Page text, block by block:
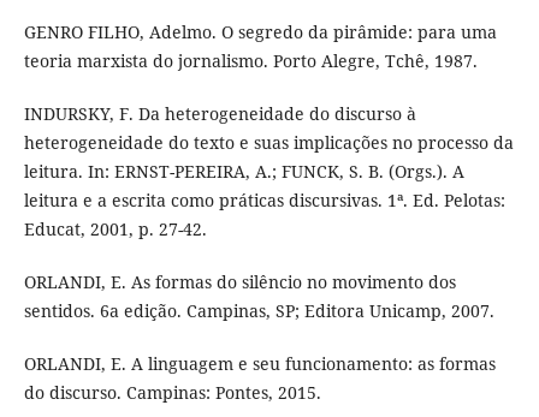
GENRO FILHO, Adelmo. O segredo da pirâmide: para uma
teoria marxista do jornalismo. Porto Alegre, Tchê, 1987.
INDURSKY, F. Da heterogeneidade do discurso à
heterogeneidade do texto e suas implicações no processo da
leitura. In: ERNST-PEREIRA, A.; FUNCK, S. B. (Orgs.). A
leitura e a escrita como práticas discursivas. 1ª. Ed. Pelotas:
Educat, 2001, p. 27-42.
ORLANDI, E. As formas do silêncio no movimento dos
sentidos. 6a edição. Campinas, SP; Editora Unicamp, 2007.
ORLANDI, E. A linguagem e seu funcionamento: as formas
do discurso. Campinas: Pontes, 2015.